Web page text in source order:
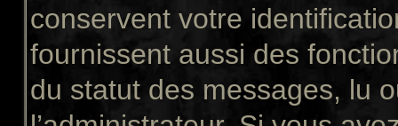
conservent votre
fournissent aussi des
du statut des messages, lu